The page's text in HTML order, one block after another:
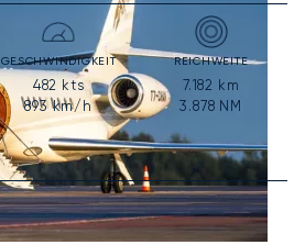
GESCHWINDIGKEIT
482 kts
893km/h
REICHWEITE
7.182 km
3.878 NM